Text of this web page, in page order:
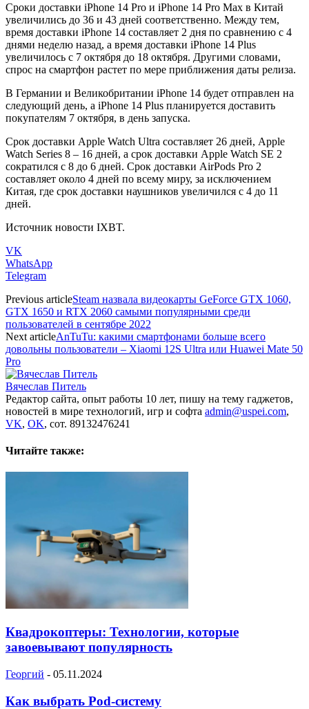
Сроки доставки iPhone 14 Pro и iPhone 14 Pro Max в Китай
увеличились до 36 и 43 дней соответственно. Между тем,
время доставки iPhone 14 составляет 2 дня по сравнению с 4
днями неделю назад, а время доставки iPhone 14 Plus
увеличилось с 7 октября до 18 октября. Другими словами,
спрос на смартфон растет по мере приближения даты релиза.
В Германии и Великобритании iPhone 14 будет отправлен на
следующий день, а iPhone 14 Plus планируется доставить
покупателям 7 октября, в день запуска.
Срок доставки Apple Watch Ultra составляет 26 дней, Apple
Watch Series 8 – 16 дней, а срок доставки Apple Watch SE 2
сократился с 8 до 6 дней. Срок доставки AirPods Pro 2
составляет около 4 дней по всему миру, за исключением
Китая, где срок доставки наушников увеличился с 4 до 11
дней.
Источник новости IXBT.
VK
WhatsApp
Telegram
Previous articleSteam назвала видеокарты GeForce GTX 1060,
GTX 1650 и RTX 2060 самыми популярными среди
пользователей в сентябре 2022
Next articleAnTuTu: какими смартфонами больше всего
довольны пользователи – Xiaomi 12S Ultra или Huawei Mate 50
Pro
Вячеслав Питель
Редактор сайта, опыт работы 10 лет, пишу на тему гаджетов,
новостей в мире технологий, игр и софта admin@uspei.com,
VK, OK, сот. 89132476241
Читайте также:
Квадрокоптеры: Технологии, которые
завоевывают популярность
Георгий - 05.11.2024
Как выбрать Pod-систему